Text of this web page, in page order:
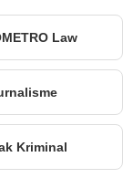
Law
Kriminal